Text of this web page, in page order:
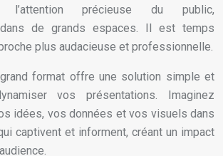
l’attention précieuse du public,
dans de grands espaces. Il est temps
plus audacieuse et professionnelle.
format offre une solution simple et
vos présentations. Imaginez
idées, vos données et vos visuels dans
captivent et informent, créant un impact